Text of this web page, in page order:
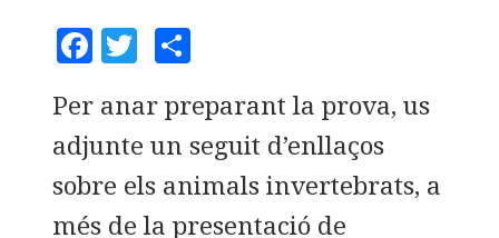
F
c
e
b
o
T
it
te
r
m
p
a
rt
Per anar preparant la prova, us
adjunte un seguit d’enllaços
sobre els animals invertebrats, a
més de lapresentació de